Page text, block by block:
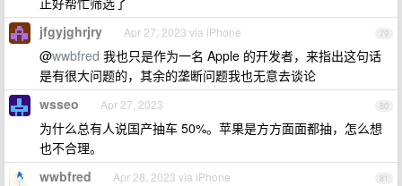
79
jfgyjghrjry Apr 27, 2023 via iPhone
@wwbfred 我也只是作为一名 Apple 的开发者，来指出这句话
是有很大问题的，其余的垄断问题我也无意去谈论
80
wsseo Apr 27, 2023
为什么总有人说国产抽车 50%。苹果是方方面面都抽，怎么想
也不合理。
81
wwbfred Apr 28, 2023 via iPhone